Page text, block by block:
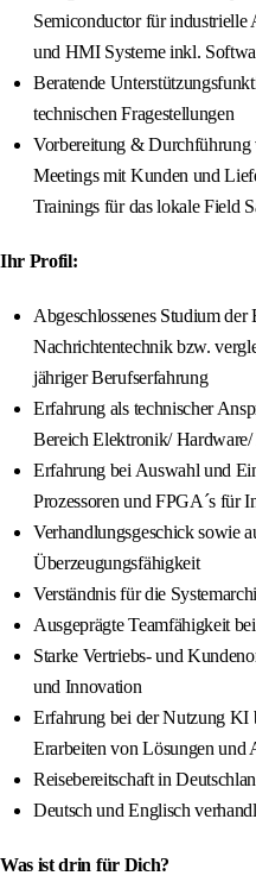
Semiconductor für
und HMI Systeme inkl.
Beratende
technischen Fragestellungen
Vorbereitung & Durchführung
Meetings mit Kunden und
Trainings für das lokale Field
Ihr Profil:
Abgeschlossenes Studium
Nachrichtentechnik bzw.
jähriger Berufserfahrung
Erfahrung als technischer
Bereich Elektronik/
Erfahrung bei Auswahl und
Prozessoren und FPGA´s für
Verhandlungsgeschick sowie
Überzeugungsfähigkeit
Verständnis für die
Ausgeprägte Teamfähigkeit
Starke Vertriebs- und
und Innovation
Erfahrung bei der Nutzung KI
Erarbeiten von Lösungen und
Reisebereitschaft in
Deutsch und Englisch
Was ist drin für Dich?